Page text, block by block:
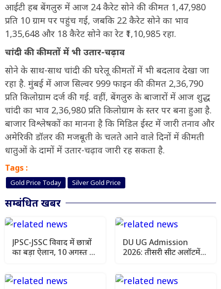
आईटी हब बेंगलुरु में आज 24 कैरेट सोने की कीमत 1,47,980
प्रति 10 ग्राम पर पहुंच गई, जबकि 22 कैरेट सोने का भाव
1,35,648 और 18 कैरेट सोने का रेट ₹1,10,985 रहा.
चांदी की कीमतों में भी उतार-चढ़ाव
सोने के साथ-साथ चांदी की घरेलू कीमतों में भी बदलाव देखा जा
रहा है. मुंबई में आज सिल्वर 999 फाइन की कीमत 2,36,790
प्रति किलोग्राम दर्ज की गई. वहीं, बेंगलुरु के बाजारों में आज शुद्ध
चांदी का भाव 2,36,980 प्रति किलोग्राम के स्तर पर बना हुआ है.
बाजार विश्लेषकों का मानना है कि मिडिल ईस्ट में जारी तनाव और
अमेरिकी डॉलर की मजबूती के चलते आने वाले दिनों में कीमती
धातुओं के दामों में उतार-चढ़ाव जारी रह सकता है.
Tags :
Gold Price Today Silver Gold Price
सम्बंधित खबर
JPSC-JSSC विवाद में छात्रों
का बड़ा ऐलान, 10 अगस्त को
DU UG Admission
2026: तीसरी सीट अलॉटमेंट